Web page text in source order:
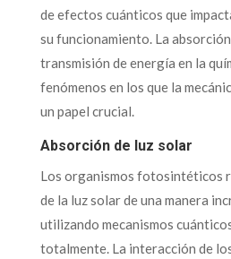
de efectos cuánticos que
su funcionamiento. La
transmisión de energía en la
fenómenos en los que la
un papel crucial.
Absorción de luz solar
Los organismos fotosintéticos
de la luz solar de una manera
utilizando mecanismos
totalmente. La interacción de